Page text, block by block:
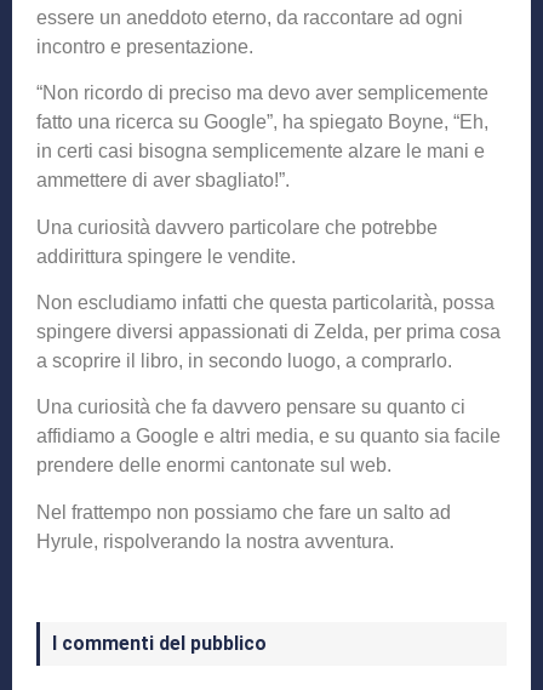
essere un aneddoto eterno, da raccontare ad ogni
incontro e presentazione.
“Non ricordo di preciso ma devo aver semplicemente
fatto una ricerca su Google”, ha spiegato Boyne, “Eh,
in certi casi bisogna semplicemente alzare le mani e
ammettere di aver sbagliato!”.
Una curiosità davvero particolare che potrebbe
addirittura spingere le vendite.
Non escludiamo infatti che questa particolarità, possa
spingere diversi appassionati di Zelda, per prima cosa
a scoprire il libro, in secondo luogo, a comprarlo.
Una curiosità che fa davvero pensare su quanto ci
affidiamo a Google e altri media, e su quanto sia facile
prendere delle enormi cantonate sul web.
Nel frattempo non possiamo che fare un salto ad
Hyrule, rispolverando la nostra avventura.
I commenti del pubblico